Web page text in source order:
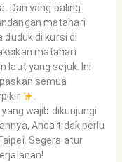
Dan yang paling
matahari
di kursi di
matahari
laut yang sejuk. Ini
semua
.
wajib dikunjungi
Anda tidak perlu
Segera atur